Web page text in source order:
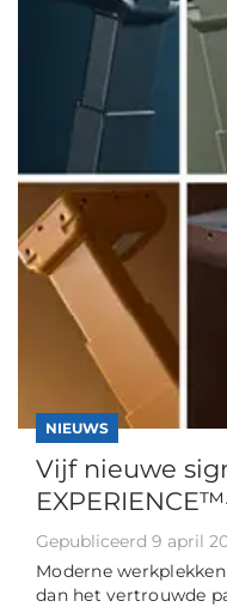
NIEUWS
Vijf nieuwe
Gepubliceerd 9 april
Moderne
dan het vertrouwde